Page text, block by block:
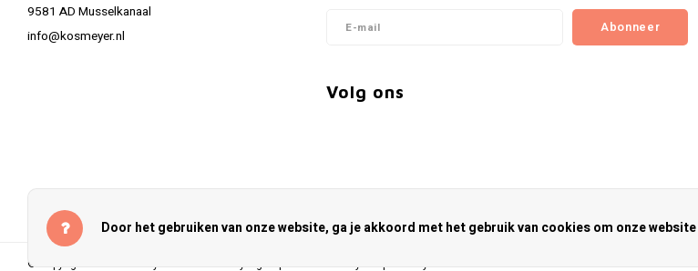
9581 AD Musselkanaal
info@kosmeyer.nl
Abonneer
Volg ons
© Copyright 2026 Kosmeyer.nl - Powered byLightspeed- Theme byShopmonkey
Door het gebruiken van onze website, ga je akkoord met het gebruik van cookies om onze